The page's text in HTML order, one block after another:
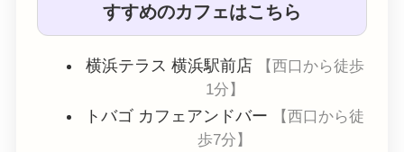
すすめのカフェはこちら
横浜テラス 横浜駅前店
【西口から徒歩
1分】
トバゴ カフェアンドバー
【西口から徒
歩7分】